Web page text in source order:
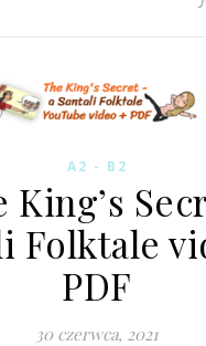
A2 - B2
King’s
Folktale
PDF
30 czerwca, 2021